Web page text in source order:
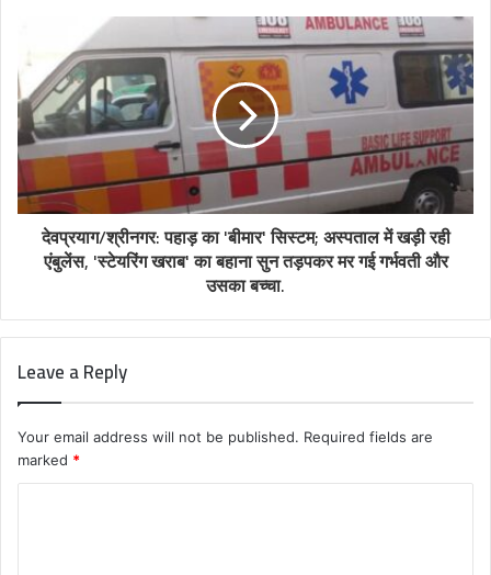
देवप्रयाग/श्रीनगर: पहाड़ का 'बीमार' सिस्टम; अस्पताल में खड़ी रही
एंबुलेंस, 'स्टेयरिंग खराब' का बहाना सुन तड़पकर मर गई गर्भवती और
उसका बच्चा.
Leave a Reply
Your email address will not be published. Required fields are
marked *